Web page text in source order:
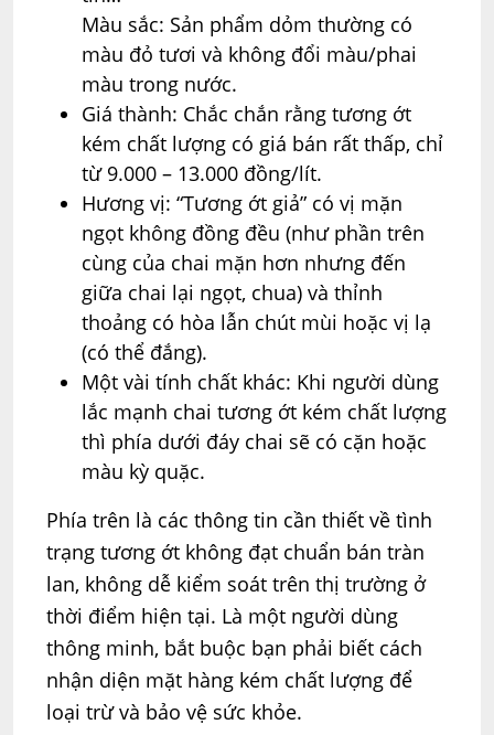
Màu sắc: Sản phẩm dỏm thường có
màu đỏ tươi và không đổi màu/phai
màu trong nước.
Giá thành: Chắc chắn rằng tương ớt
kém chất lượng có giá bán rất thấp, chỉ
từ 9.000 – 13.000 đồng/lít.
Hương vị: “Tương ớt giả” có vị mặn
ngọt không đồng đều (như phần trên
cùng của chai mặn hơn nhưng đến
giữa chai lại ngọt, chua) và thỉnh
thoảng có hòa lẫn chút mùi hoặc vị lạ
(có thể đắng).
Một vài tính chất khác: Khi người dùng
lắc mạnh chai tương ớt kém chất lượng
thì phía dưới đáy chai sẽ có cặn hoặc
màu kỳ quặc.
Phía trên là các thông tin cần thiết về tình
trạng tương ớt không đạt chuẩn bán tràn
lan, không dễ kiểm soát trên thị trường ở
thời điểm hiện tại. Là một người dùng
thông minh, bắt buộc bạn phải biết cách
nhận diện mặt hàng kém chất lượng để
loại trừ và bảo vệ sức khỏe.